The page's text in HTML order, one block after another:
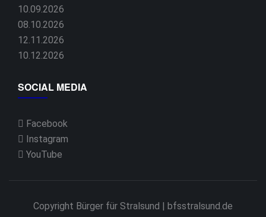
10.09.2026
08.10.2026
12.11.2026
10.12.2026
SOCIAL MEDIA
Facebook
Instagram
YouTube
Copyright Bürger für Stralsund | bfsstralsund.de